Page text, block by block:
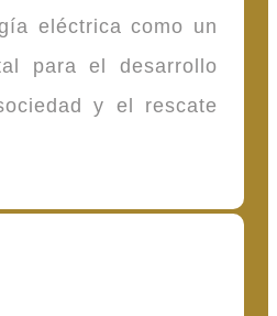
eléctrica como un
para el desarrollo
y el rescate